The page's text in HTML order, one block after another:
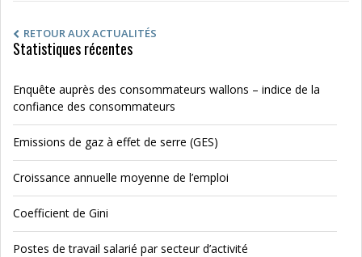
RETOUR AUX ACTUALITÉS
Statistiques récentes
Enquête auprès des consommateurs wallons – indice de la
confiance des consommateurs
Emissions de gaz à effet de serre (GES)
Croissance annuelle moyenne de l’emploi
Coefficient de Gini
Postes de travail salarié par secteur d’activité